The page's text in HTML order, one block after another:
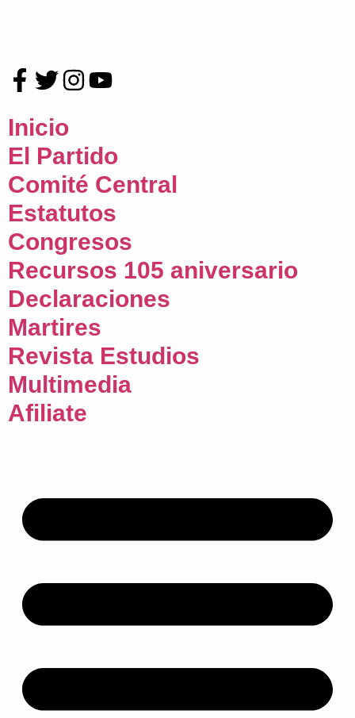
Inicio
El Partido
Comité Central
Estatutos
Congresos
Recursos 105 aniversario
Declaraciones
Martires
Revista Estudios
Multimedia
Afiliate